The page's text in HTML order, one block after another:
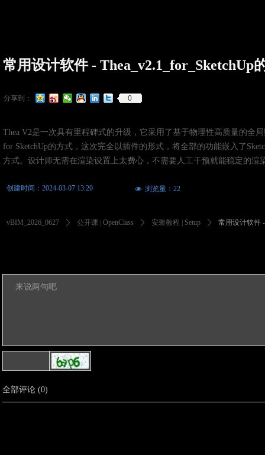
常用设计软件 - Thea_v2.1_for_SketchUp
vBIM_2026_0627 ꄲ 公开课 | OpenClass ꄲ 安装教程 | Setup ꄲ 常用设计软件 -
Thea V2是一次具有里程碑式的升级，它采用了基于物理性高质量的全
for SketchUp的方式，这次完全以插件的形式，将全部的功能嵌入了
方式。设计师无需在渲染设置上太费心，不需要人工干预就能稳定的
创建时间： 2024-03-07 13:20 넶 浏览量： 22
分享到： 0
全部评论 (0)